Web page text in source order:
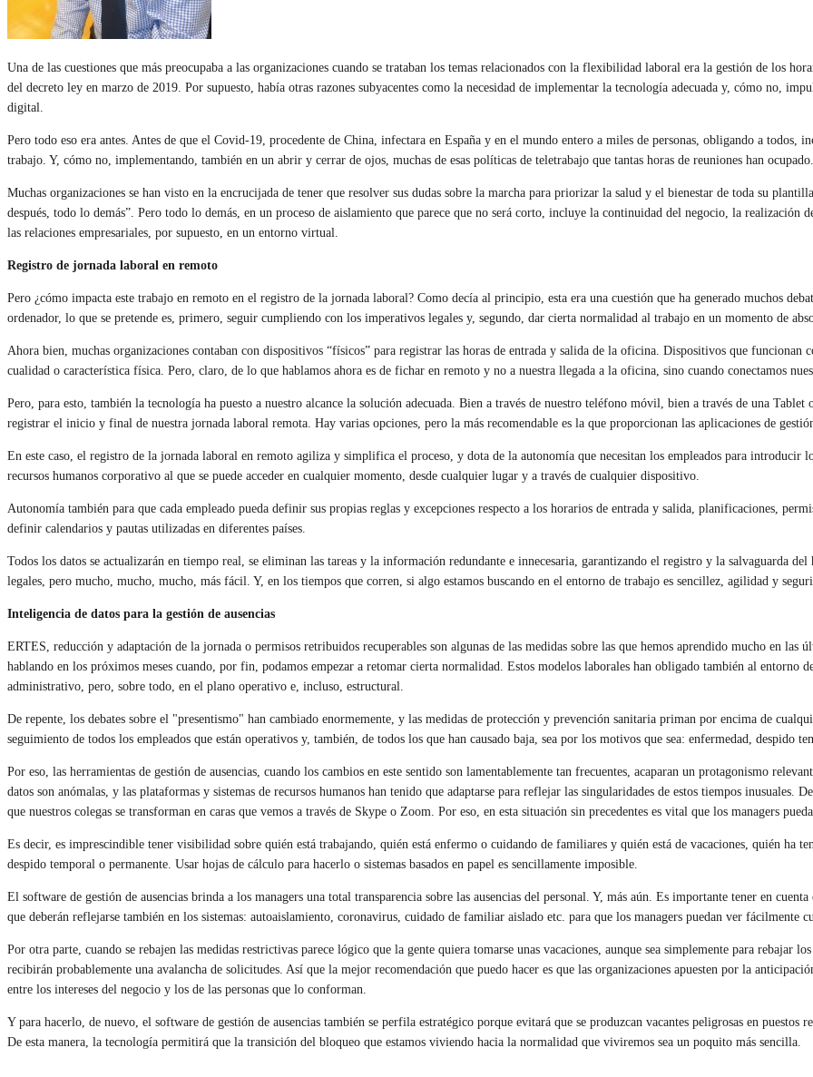
Una de las cuestiones que más preocupaba a las organizaciones cuando se trataban los temas relacionados con la flexibilidad laboral era la gestión de los
del decreto ley en marzo de 2019. Por supuesto, había otras razones subyacentes como la necesidad de implementar la tecnología adecuada y, cómo no,
digital.
Pero todo eso era antes. Antes de que el Covid-19, procedente de China, infectara en España y en el mundo entero a miles de personas, obligando a todos,
trabajo. Y, cómo no, implementando, también en un abrir y cerrar de ojos, muchas de esas políticas de teletrabajo que tantas horas de reuniones han ocupado.
Muchas organizaciones se han visto en la encrucijada de tener que resolver sus dudas sobre la marcha para priorizar la salud y el bienestar de toda su
después, todo lo demás”. Pero todo lo demás, en un proceso de aislamiento que parece que no será corto, incluye la continuidad del negocio, la
las relaciones empresariales, por supuesto, en un entorno virtual.
Registro de jornada laboral en remoto
Pero ¿cómo impacta este trabajo en remoto en el registro de la jornada laboral? Como decía al principio, esta era una cuestión que ha generado muchos
ordenador, lo que se pretende es, primero, seguir cumpliendo con los imperativos legales y, segundo, dar cierta normalidad al trabajo en un momento de
Ahora bien, muchas organizaciones contaban con dispositivos “físicos” para registrar las horas de entrada y salida de la oficina. Dispositivos que
cualidad o característica física. Pero, claro, de lo que hablamos ahora es de fichar en remoto y no a nuestra llegada a la oficina, sino cuando conectamos
Pero, para esto, también la tecnología ha puesto a nuestro alcance la solución adecuada. Bien a través de nuestro teléfono móvil, bien a través de una
registrar el inicio y final de nuestra jornada laboral remota. Hay varias opciones, pero la más recomendable es la que proporcionan las aplicaciones de
En este caso, el registro de la jornada laboral en remoto agiliza y simplifica el proceso, y dota de la autonomía que necesitan los empleados para
recursos humanos corporativo al que se puede acceder en cualquier momento, desde cualquier lugar y a través de cualquier dispositivo.
Autonomía también para que cada empleado pueda definir sus propias reglas y excepciones respecto a los horarios de entrada y salida, planificaciones,
definir calendarios y pautas utilizadas en diferentes países.
Todos los datos se actualizarán en tiempo real, se eliminan las tareas y la información redundante e innecesaria, garantizando el registro y la salvaguarda
legales, pero mucho, mucho, mucho, más fácil. Y, en los tiempos que corren, si algo estamos buscando en el entorno de trabajo es sencillez, agilidad y
Inteligencia de datos para la gestión de ausencias
ERTES, reducción y adaptación de la jornada o permisos retribuidos recuperables son algunas de las medidas sobre las que hemos aprendido mucho en las
hablando en los próximos meses cuando, por fin, podamos empezar a retomar cierta normalidad. Estos modelos laborales han obligado también al entorno
administrativo, pero, sobre todo, en el plano operativo e, incluso, estructural.
De repente, los debates sobre el "presentismo" han cambiado enormemente, y las medidas de protección y prevención sanitaria priman por encima de
seguimiento de todos los empleados que están operativos y, también, de todos los que han causado baja, sea por los motivos que sea: enfermedad, despido
Por eso, las herramientas de gestión de ausencias, cuando los cambios en este sentido son lamentablemente tan frecuentes, acaparan un protagonismo
datos son anómalas, y las plataformas y sistemas de recursos humanos han tenido que adaptarse para reflejar las singularidades de estos tiempos inusuales.
que nuestros colegas se transforman en caras que vemos a través de Skype o Zoom. Por eso, en esta situación sin precedentes es vital que los managers
Es decir, es imprescindible tener visibilidad sobre quién está trabajando, quién está enfermo o cuidando de familiares y quién está de vacaciones, quién ha
despido temporal o permanente. Usar hojas de cálculo para hacerlo o sistemas basados ​​en papel es sencillamente imposible.
El software de gestión de ausencias brinda a los managers una total transparencia sobre las ausencias del personal. Y, más aún. Es importante tener en
que deberán reflejarse también en los sistemas: autoaislamiento, coronavirus, cuidado de familiar aislado etc. para que los managers puedan ver fácilmente
Por otra parte, cuando se rebajen las medidas restrictivas parece lógico que la gente quiera tomarse unas vacaciones, aunque sea simplemente para rebajar
recibirán probablemente una avalancha de solicitudes. Así que la mejor recomendación que puedo hacer es que las organizaciones apuesten por la
entre los intereses del negocio y los de las personas que lo conforman.
Y para hacerlo, de nuevo, el software de gestión de ausencias también se perfila estratégico porque evitará que se produzcan vacantes peligrosas en
De esta manera, la tecnología permitirá que la transición del bloqueo que estamos viviendo hacia la normalidad que viviremos sea un poquito más sencilla.